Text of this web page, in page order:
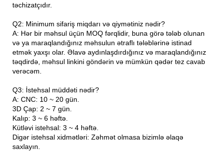
təchizatçıdır.
Q2: Minimum sifariş miqdarı və qiymətiniz nədir?
A: Hər bir məhsul üçün MOQ fərqlidir, buna görə tələb olunan
və ya maraqlandığınız məhsulun ətraflı tələblərinə istinad
etmək yaxşı olar. Əlavə aydınlaşdırdığınız və maraqlandığınız
təqdirdə, məhsul linkini göndərin və mümkün qədər tez cavab
verəcəm.
Q3: İstehsal müddəti nədir?
A: CNC: 10 ~ 20 gün.
3D Çap: 2 ~ 7 gün.
Kalıp: 3 ~ 6 həftə.
Kütləvi istehsal: 3 ~ 4 həftə.
Digər istehsal xidmətləri: Zəhmət olmasa bizimlə əlaqə
saxlayın.